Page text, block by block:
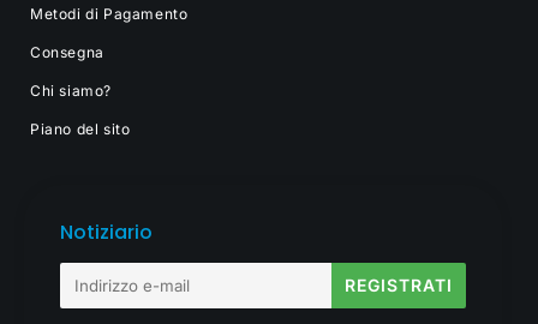
Metodi di Pagamento
Consegna
Chi siamo?
Piano del sito
Notiziario
mail
REGISTRATI